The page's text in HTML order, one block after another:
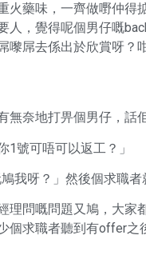
火藥味，一齊做嘢仲得
，覺得呢個男仔嘅
嚟屌去係出於欣賞呀？
奈地打畀個男仔，話
號可唔可以返工？」
我呀？」然後個求職者
理問嘅問題又鳩，大家
個求職者聽到有offer之